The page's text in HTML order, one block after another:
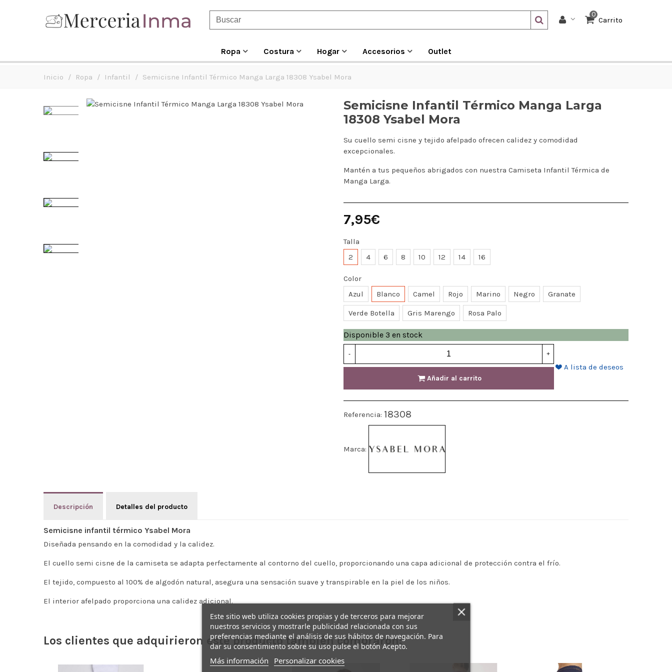
0
Carrito
Ropa Costura Hogar Accesorios Outlet
Inicio / Ropa / Infantil / Semicisne Infantil Térmico Manga Larga 18308 Ysabel Mora
Semicisne Infantil Térmico Manga Larga
18308 Ysabel Mora
Su cuello semi cisne y tejido afelpado ofrecen calidez y comodidad
excepcionales.
Mantén a tus pequeños abrigados con nuestra Camiseta Infantil Térmica de
Manga Larga.
7,95€
Talla
2
4 6 8 10 12 14 16
Color
Azul
Blanco Camel Rojo Marino Negro Granate
Verde Botella Gris Marengo Rosa Palo
Disponible 3 en stock
- +
Añadir al carrito
A lista de deseos
Referencia: 18308
Marca:
Descripción Detalles del producto
Semicisne infantil térmico Ysabel Mora
Diseñada pensando en la comodidad y la calidez.
El cuello semi cisne de la camiseta se adapta perfectamente al contorno del cuello, proporcionando una capa adicional de protección contra el frío.
El tejido, compuesto al 100% de algodón natural, asegura una sensación suave y transpirable en la piel de los niños.
El interior afelpado proporciona una calidez adicional.
Los clientes que adquirieron este producto también compraron:
Este sitio web utiliza cookies propias y de terceros para mejorar
nuestros servicios y mostrarle publicidad relacionada con sus
preferencias mediante el análisis de sus hábitos de navegación. Para
dar su consentimiento sobre su uso pulse el botón Acepto.
Más información Personalizar cookies